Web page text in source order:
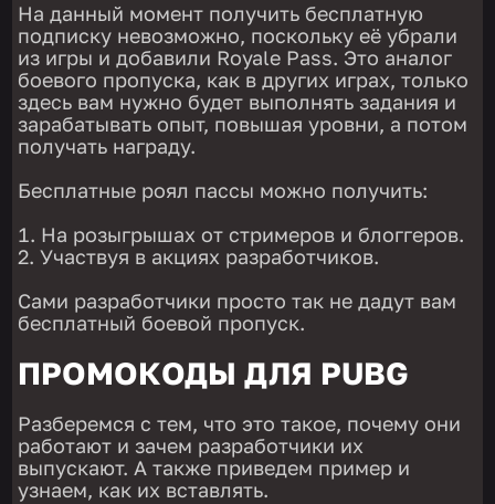
На данный момент получить бесплатную
подписку невозможно, поскольку её убрали
из игры и добавили Royale Pass. Это аналог
боевого пропуска, как в других играх, только
здесь вам нужно будет выполнять задания и
зарабатывать опыт, повышая уровни, а потом
получать награду.
Бесплатные роял пассы можно получить:
На розыгрышах от стримеров и блоггеров.
Участвуя в акциях разработчиков.
Сами разработчики просто так не дадут вам
бесплатный боевой пропуск.
ПРОМОКОДЫ ДЛЯ PUBG
Разберемся с тем, что это такое, почему они
работают и зачем разработчики их
выпускают. А также приведем пример и
узнаем, как их вставлять.